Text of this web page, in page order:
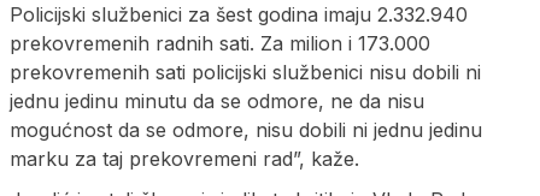
Policijski službenici za šest godina imaju 2.332.940
prekovremenih radnih sati. Za milion i 173.000
prekovremenih sati policijski službenici nisu dobili ni
jednu jedinu minutu da se odmore, ne da nisu
mogućnost da se odmore, nisu dobili ni jednu jedinu
marku za taj prekovremeni rad”, kaže.